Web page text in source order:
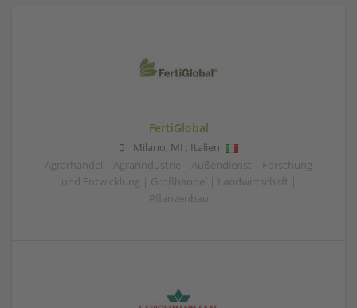
FertiGlobal
Milano, MI , Italien
Agrarhandel | Agrarindustrie | Außendienst | Forschung
und Entwicklung | Großhandel | Landwirtschaft |
Pflanzenbau